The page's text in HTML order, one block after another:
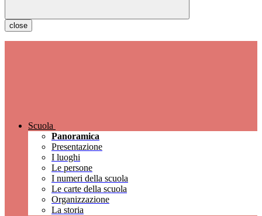
close
Scuola
Panoramica
Presentazione
I luoghi
Le persone
I numeri della scuola
Le carte della scuola
Organizzazione
La storia